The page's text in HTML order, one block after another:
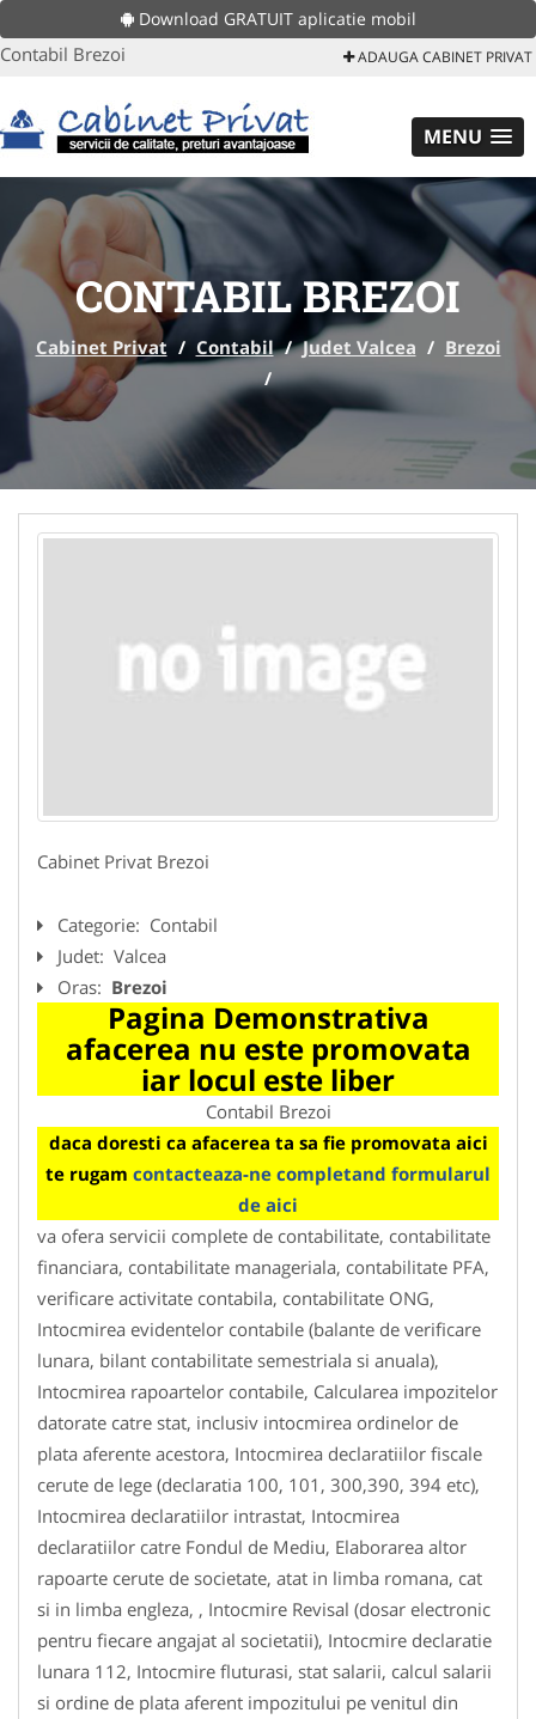
Download GRATUIT aplicatie mobil
Contabil Brezoi ADAUGA CABINET PRIVAT
MENU
CONTABIL BREZOI
Cabinet Privat / Contabil / Judet Valcea / Brezoi
/
Cabinet Privat Brezoi
Categorie: Contabil
Judet: Valcea
Oras: Brezoi
Pagina Demonstrativa
afacerea nu este promovata
iar locul este liber
Contabil Brezoi
daca doresti ca afacerea ta sa fie promovata aici
te rugam contacteaza-ne completand formularul
de aici
va ofera servicii complete de contabilitate, contabilitate
financiara, contabilitate manageriala, contabilitate PFA,
verificare activitate contabila, contabilitate ONG,
Intocmirea evidentelor contabile (balante de verificare
lunara, bilant contabilitate semestriala si anuala),
Intocmirea rapoartelor contabile, Calcularea impozitelor
datorate catre stat, inclusiv intocmirea ordinelor de
plata aferente acestora, Intocmirea declaratiilor fiscale
cerute de lege (declaratia 100, 101, 300,390, 394 etc),
Intocmirea declaratiilor intrastat, Intocmirea
declaratiilor catre Fondul de Mediu, Elaborarea altor
rapoarte cerute de societate, atat in limba romana, cat
si in limba engleza, , Intocmire Revisal (dosar electronic
pentru fiecare angajat al societatii), Intocmire declaratie
lunara 112, Intocmire fluturasi, stat salarii, calcul salarii
si ordine de plata aferent impozitului pe venitul din